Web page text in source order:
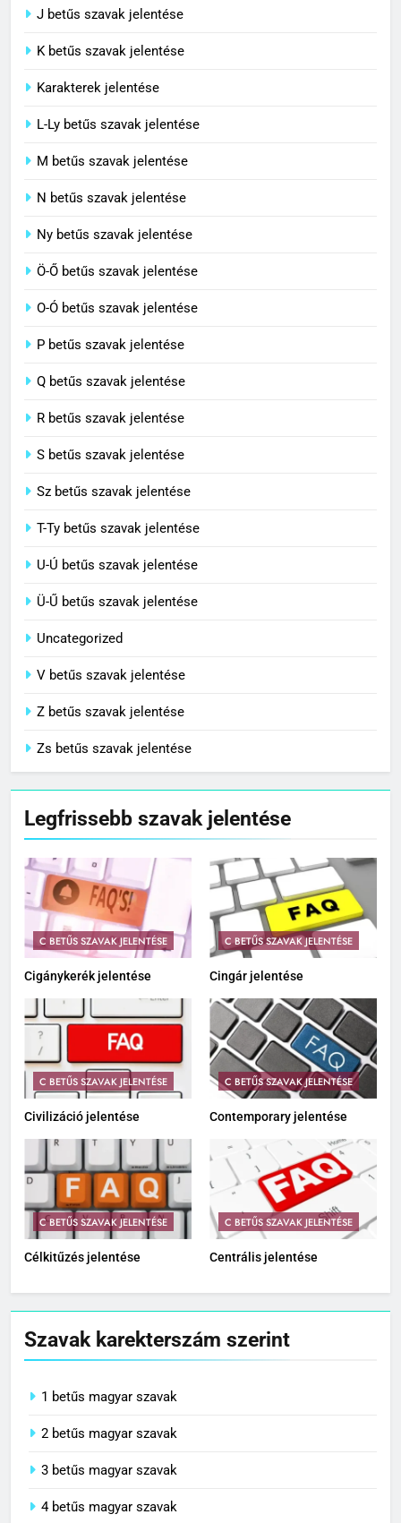
Célkitűzés jelentése
C BETŰS SZAVAK JELENTÉSE
C BETŰS SZAVAK JELENTÉSE
8
Centenárium jelentése
J betűs szavak jelentése
K betűs szavak jelentése
Karakterek jelentése
L-Ly betűs szavak jelentése
M betűs szavak jelentése
N betűs szavak jelentése
Ny betűs szavak jelentése
Ö-Ő betűs szavak jelentése
O-Ó betűs szavak jelentése
P betűs szavak jelentése
Q betűs szavak jelentése
R betűs szavak jelentése
S betűs szavak jelentése
Sz betűs szavak jelentése
T-Ty betűs szavak jelentése
U-Ú betűs szavak jelentése
Ü-Ű betűs szavak jelentése
Uncategorized
V betűs szavak jelentése
Z betűs szavak jelentése
Zs betűs szavak jelentése
Legfrissebb szavak jelentése
C BETŰS SZAVAK JELENTÉSE
Cigánykerék jelentése
C BETŰS SZAVAK JELENTÉSE
Cingár jelentése
C BETŰS SZAVAK JELENTÉSE
Civilizáció jelentése
C BETŰS SZAVAK JELENTÉSE
Contemporary jelentése
C BETŰS SZAVAK JELENTÉSE
Célkitűzés jelentése
C BETŰS SZAVAK JELENTÉSE
Centrális jelentése
Szavak karekterszám szerint
1 betűs magyar szavak
2 betűs magyar szavak
3 betűs magyar szavak
4 betűs magyar szavak